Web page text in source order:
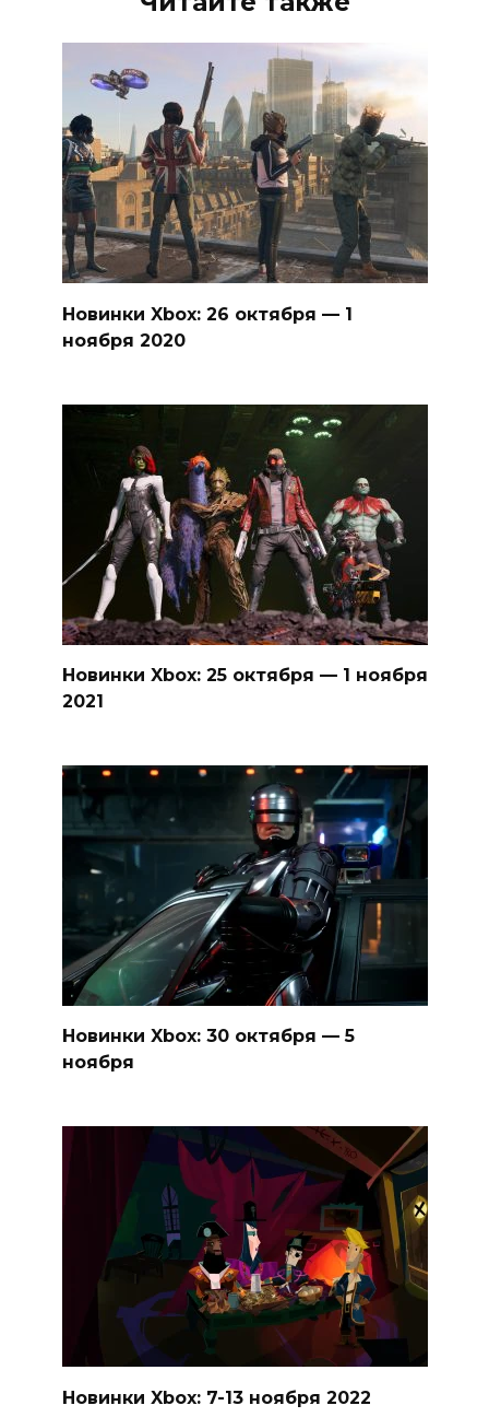
Новинки Xbox: 26 октября — 1
ноября 2020
Новинки Xbox: 25 октября — 1 ноября
2021
Новинки Xbox: 30 октября — 5
ноября
Новинки Xbox: 7-13 ноября 2022